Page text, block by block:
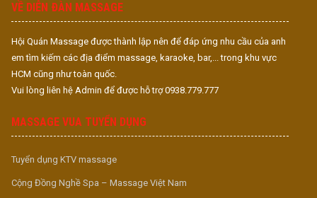
VỀ DIỄN ĐÀN MASSAGE
Hội Quán Massage được thành lập nên để đáp ứng nhu cầu của anh
em tìm kiếm các địa điểm massage, karaoke, bar,... trong khu vực
HCM cũng như toàn quốc.
Vui lòng liên hệ Admin để được hỗ trợ 0938.779.777
MASSAGE VUA TUYỂN DỤNG
Tuyển dụng KTV massage
Cộng Đồng Nghề Spa – Massage Việt Nam